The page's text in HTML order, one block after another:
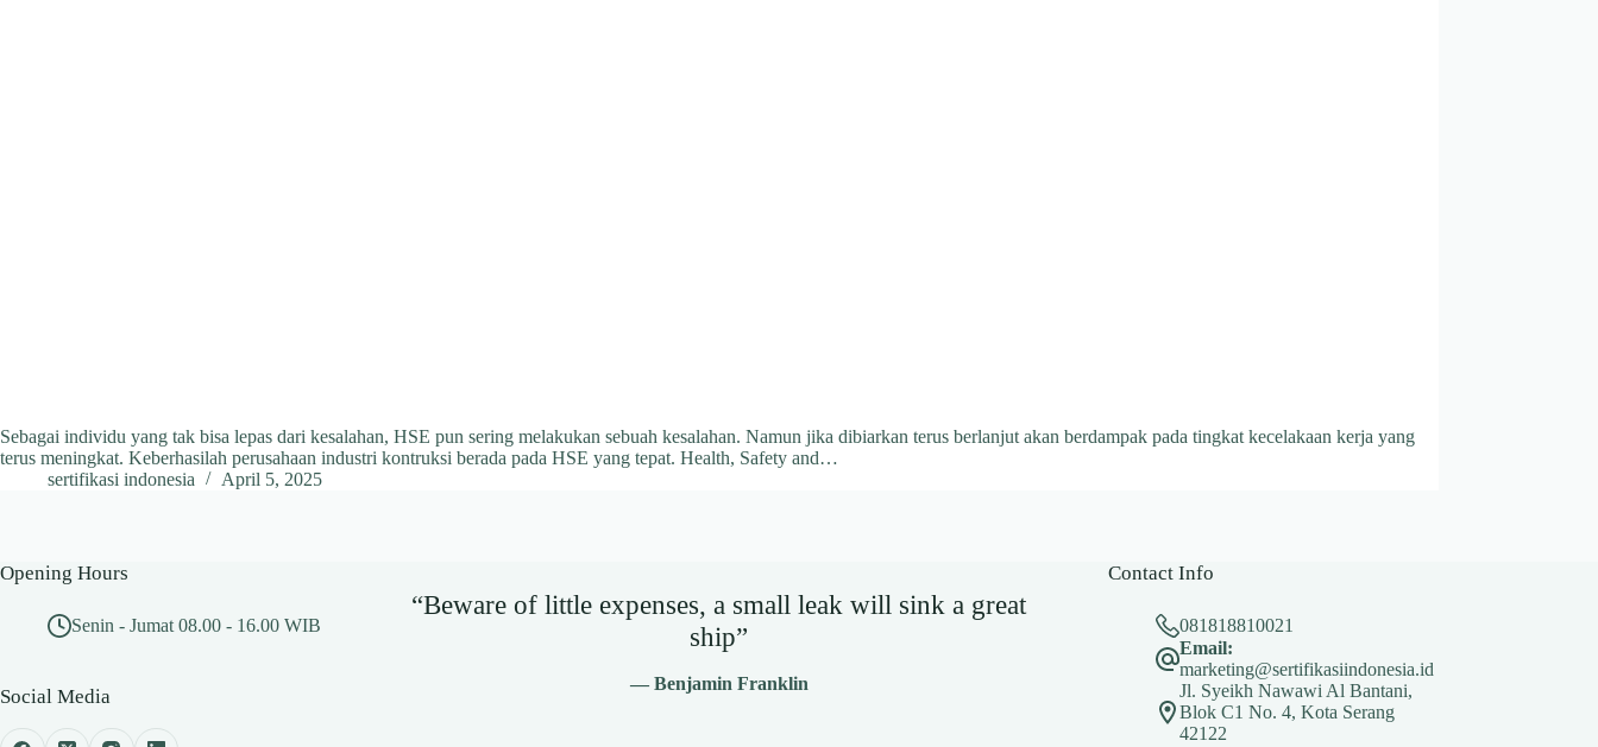
Sebagai individu yang tak bisa lepas dari kesalahan, HSE pun sering melakukan sebuah kesalahan. Namun jika dibiarkan terus berlanjut akan berdampak pada tingkat kecelakaan kerja yang
terus meningkat. Keberhasilah perusahaan industri kontruksi berada pada HSE yang tepat. Health, Safety and…
sertifikasi indonesia
April 5, 2025
Opening Hours
Senin - Jumat 08.00 - 16.00 WIB
Social Media
“Beware of little expenses, a small leak will sink a great
ship”
— Benjamin Franklin
Contact Info
081818810021
Email:
marketing@sertifikasiindonesia.id
Jl. Syeikh Nawawi Al Bantani,
Blok C1 No. 4, Kota Serang
42122